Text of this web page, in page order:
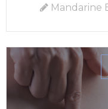
Mandarine